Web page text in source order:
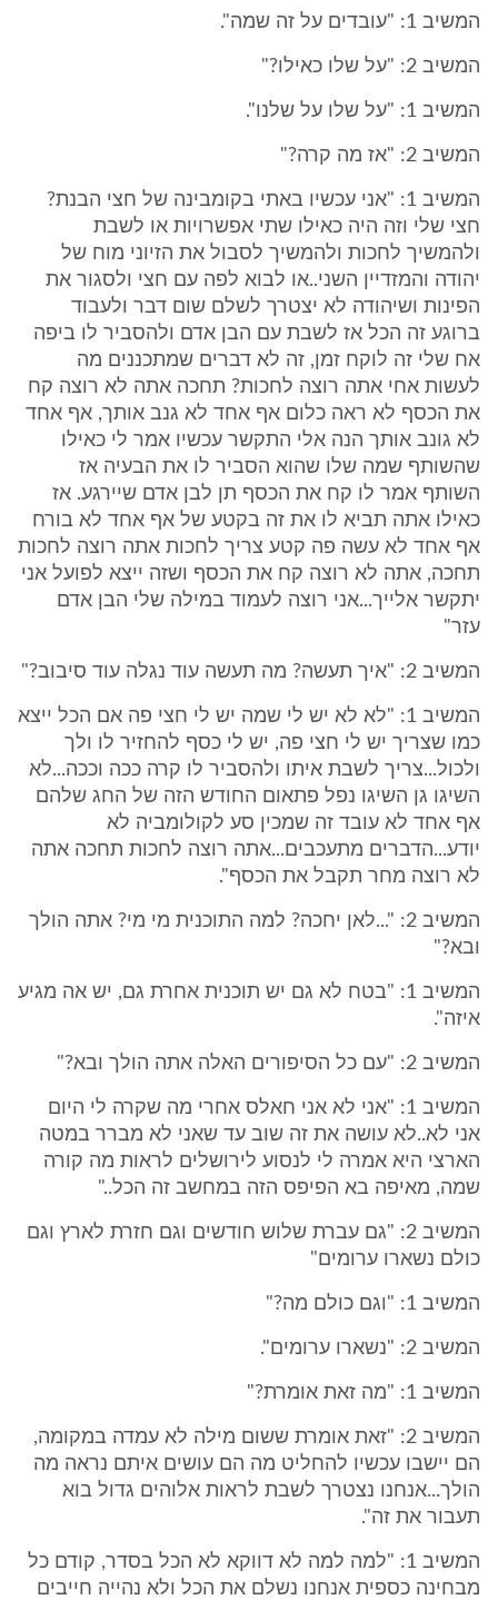
המשיב 1: "עובדים על זה שמה".
המשיב 2: "על שלו כאילו?"
המשיב 1: "על שלו על שלנו".
המשיב 2: "אז מה קרה?"
המשיב 1: "אני עכשיו באתי בקומבינה של חצי הבנת?
חצי שלי וזה היה כאילו שתי אפשרויות או לשבת
ולהמשיך לחכות ולהמשיך לסבול את הזיוני מוח של
יהודה והמזדיין השני..או לבוא לפה עם חצי ולסגור את
הפינות ושיהודה לא יצטרך לשלם שום דבר ולעבוד
ברוגע זה הכל אז לשבת עם הבן אדם ולהסביר לו ביפה
אח שלי זה לוקח זמן, זה לא דברים שמתכננים מה
לעשות אחי אתה רוצה לחכות? תחכה אתה לא רוצה קח
את הכסף לא ראה כלום אף אחד לא גנב אותך, אף אחד
לא גונב אותך הנה אלי התקשר עכשיו אמר לי כאילו
שהשותף שמה שלו שהוא הסביר לו את הבעיה אז
השותף אמר לו קח את הכסף תן לבן אדם שיירגע. אז
כאילו אתה תביא לו את זה בקטע של אף אחד לא בורח
אף אחד לא עשה פה קטע צריך לחכות אתה רוצה לחכות
תחכה, אתה לא רוצה קח את הכסף ושזה ייצא לפועל אני
יתקשר אלייך...אני רוצה לעמוד במילה שלי הבן אדם
עזר"
המשיב 2: "איך תעשה? מה תעשה עוד נגלה עוד סיבוב?"
המשיב 1: "לא לא יש לי שמה יש לי חצי פה אם הכל ייצא
כמו שצריך יש לי חצי פה, יש לי כסף להחזיר לו ולך
ולכול...צריך לשבת איתו ולהסביר לו קרה ככה וככה...לא
השיגו גן השיגו נפל פתאום החודש הזה של החג שלהם
אף אחד לא עובד זה שמכין סע לקולומביה לא
יודע...הדברים מתעכבים...אתה רוצה לחכות תחכה אתה
לא רוצה מחר תקבל את הכסף".
המשיב 2: "...לאן יחכה? למה התוכנית מי מי? אתה הולך
ובא?"
המשיב 1: "בטח לא גם יש תוכנית אחרת גם, יש אה מגיע
איזה".
המשיב 2: "עם כל הסיפורים האלה אתה הולך ובא?"
המשיב 1: "אני לא אני חאלס אחרי מה שקרה לי היום
אני לא..לא עושה את זה שוב עד שאני לא מברר במטה
הארצי היא אמרה לי לנסוע לירושלים לראות מה קורה
שמה, מאיפה בא הפיפס הזה במחשב זה הכל.."
המשיב 2: "גם עברת שלוש חודשים וגם חזרת לארץ וגם
כולם נשארו ערומים"
המשיב 1: "וגם כולם מה?"
המשיב 2: "נשארו ערומים".
המשיב 1: "מה זאת אומרת?"
המשיב 2: "זאת אומרת ששום מילה לא עמדה במקומה,
הם יישבו עכשיו להחליט מה הם עושים איתם נראה מה
הולך...אנחנו נצטרך לשבת לראות אלוהים גדול בוא
תעבור את זה".
המשיב 1: "למה למה לא דווקא לא הכל בסדר, קודם כל
מבחינה כספית אנחנו נשלם את הכל ולא נהייה חייבים